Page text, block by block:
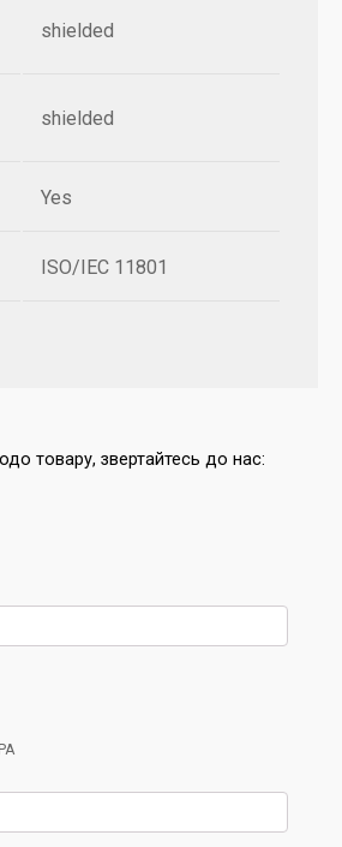
shielded
shielded
Yes
ISO/IEC 11801
товару, звертайтесь до нас: